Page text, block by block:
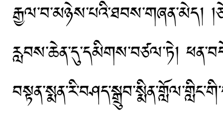
རྒྱལ་བ་མཉེས་པའི་ཐབས་གཞན་མེད།
རླབས་ཆེན་དུ་དམིགས་བཙལ་ཏེ།